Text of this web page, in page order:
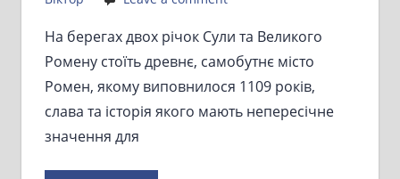
На берегах двох річок Сули та Великого
Ромену стоїть древнє, самобутнє місто
Ромен, якому виповнилося 1109 років,
слава та історія якого мають непересічне
значення для